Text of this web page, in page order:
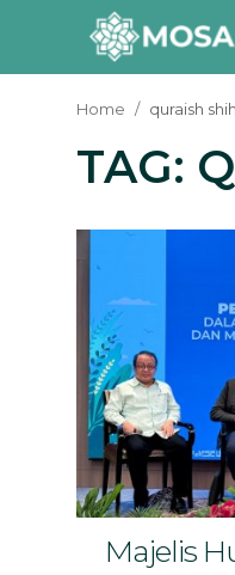
Contact
Team Kami
Sorotan Berita
Bahasa
Home quraish
TAG:
Majelis